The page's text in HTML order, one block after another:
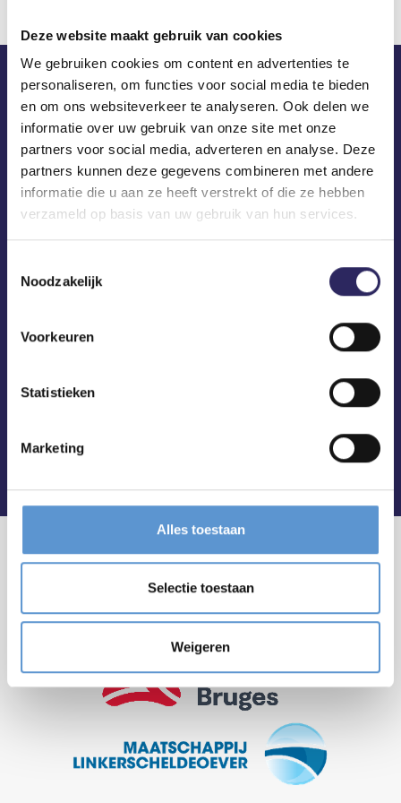
Deze website maakt gebruik van cookies
We gebruiken cookies om content en advertenties te
personaliseren, om functies voor social media te bieden
en om ons websiteverkeer te analyseren. Ook delen we
informatie over uw gebruik van onze site met onze
partners voor social media, adverteren en analyse. Deze
partners kunnen deze gegevens combineren met andere
informatie die u aan ze heeft verstrekt of die ze hebben
verzameld op basis van uw gebruik van hun services.
Noodzakelijk
Voorkeuren
Statistieken
Marketing
Alles toestaan
Selectie toestaan
Weigeren
ECA in je mailbox?